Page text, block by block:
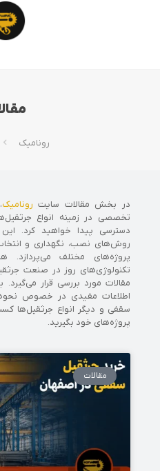
رونامیک
در بخش مقالات سایت رونامیک
تخصصی در زمینه انواع
دسترسی پیدا خواهید کرد.
روش‌های نصب، نگهداری و
پروژه‌های مختلف می‌پردازد.
تکنولوژی‌های روز در صنعت
مقالات مورد بررسی قرار می‌گیرد.
اطلاعات مفیدی در خصوص نحوه
سقفی و دیگر انواع جرثقیل‌ها
پروژه‌های خود بگیرید.
مقالات